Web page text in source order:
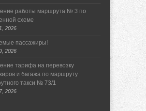
работы маршрута № 3 по
схеме
2026
пассажиры!
2026
тарифа на перевозку
и багажа по маршруту
такси № 73/1
2026